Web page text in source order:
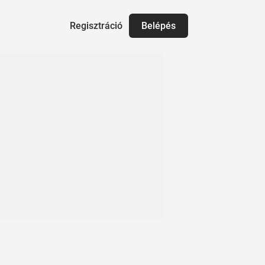
Belépés
Regisztráció